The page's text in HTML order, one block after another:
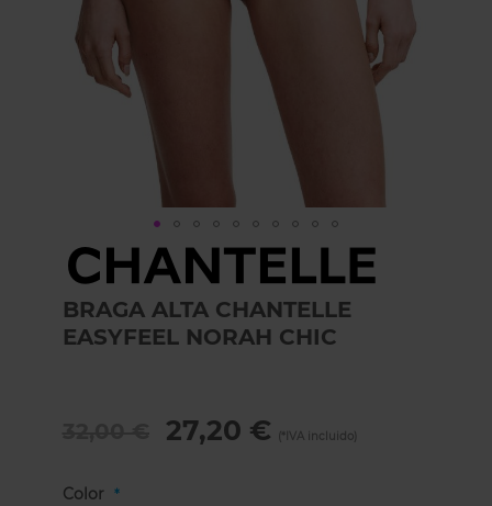
BRAGA ALTA CHANTELLE
EASYFEEL NORAH CHIC
27,20 €
Color
beginning